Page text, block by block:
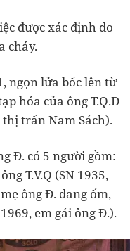
được xác định do
cháy.
ngọn lửa bốc lên từ
hóa của ông T.Q.Đ
trấn Nam Sách).
Đ. có 5 người gồm:
T.V.Q (SN 1935,
ông Đ. đang ốm,
em gái ông Đ.).